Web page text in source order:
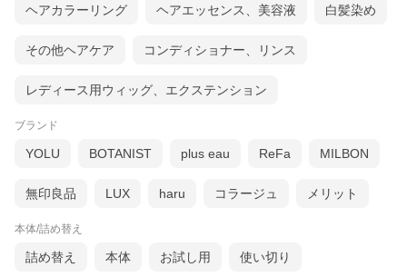
ヘアカラーリング ヘアエッセンス、美容液 白髪染め
その他ヘアケア コンディショナー、リンス
レディース用ウィッグ、エクステンション
ブランド
YOLU BOTANIST plus eau ReFa MILBON
無印良品 LUX haru コラージュ メリット
本体/詰め替え
詰め替え 本体 お試し用 使い切り